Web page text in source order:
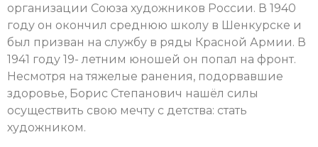
организации Союза художников России. В 1940
году он окончил среднюю школу в Шенкурске и
был призван на службу в ряды Красной Армии. В
1941 году 19- летним юношей он попал на фронт.
Несмотря на тяжелые ранения, подорвавшие
здоровье, Борис Степанович нашёл силы
осуществить свою мечту с детства: стать
художником.